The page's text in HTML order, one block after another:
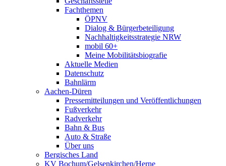
Fachthemen
ÖPNV
Dialog & Bürgerbeteiligung
Nachhaltigkeitsstrategie NRW
mobil 60+
Meine Mobilitätsbiografie
Aktuelle Medien
Datenschutz
Bahnlärm
Aachen-Düren
Pressemitteilungen und Veröffentlichungen
Fußverkehr
Radverkehr
Bahn & Bus
Auto & Straße
Über uns
Bergisches Land
KV Bochum/Gelsenkirchen/Herne